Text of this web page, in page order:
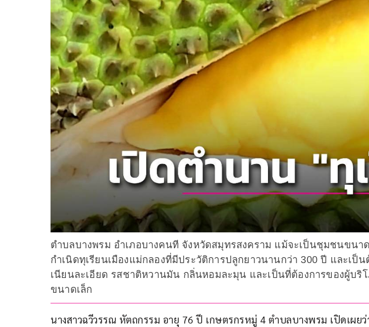
ตำบลบางพรม อำเภอบางคนที จังหวัดสมุทรสงคราม แม้จะเป็นชุมชนขน
กำเนิดทุเรียนเมืองแม่กลองที่มีประวัติการปลูกยาวนานกว่า 300 ปี และเป็
เนียนละเอียด รสชาติหวานมัน กลิ่นหอมละมุน และเป็นที่ต้องการของผู้บริ
ขนาดเล็ก
นางสาวฉวีวรรณ หัตถกรรม อายุ 76 ปี เกษตรกรหมู่ 4 ตำบลบางพรม เปิดเผย